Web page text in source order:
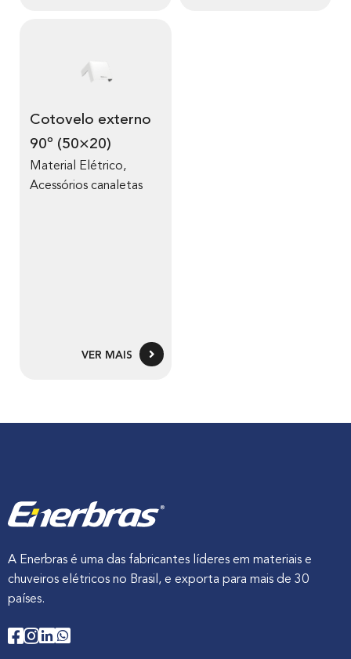
Cotovelo externo
90º (50×20)
Material Elétrico,
Acessórios canaletas
VER MAIS
A Enerbras é uma das fabricantes líderes em materiais e
chuveiros elétricos no Brasil, e exporta para mais de 30
países.